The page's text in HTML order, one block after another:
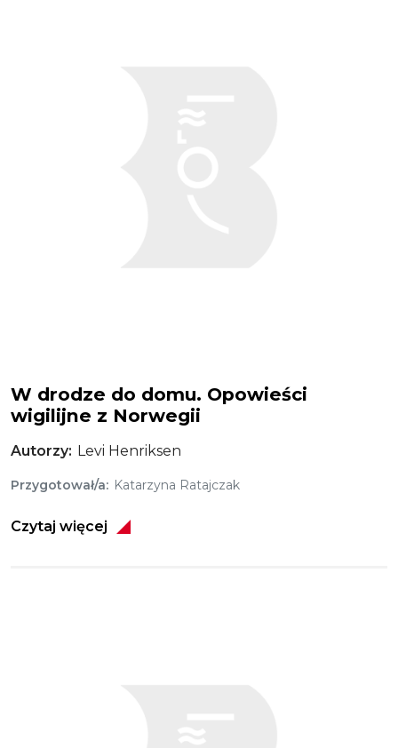
W drodze do domu. Opowieści
wigilijne z Norwegii
Autorzy Levi Henriksen
Przygotował/a Katarzyna Ratajczak
Czytaj więcej